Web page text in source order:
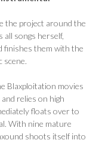
the project around the
songs herself,
finishes them with the
scene.
Blaxploitation movies
relies on high
floats over to
With nine mature
shoots itself into